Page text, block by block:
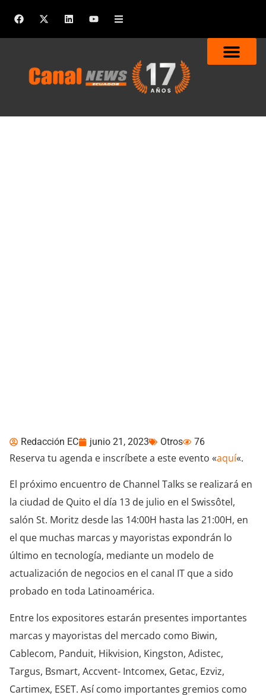
Redacción EC junio 21, 2023 Otros 76
Reserva tu agenda e inscríbete a este evento «aquí«.
El próximo encuentro de Channel Talks se realizará en
la ciudad de Quito el día 13 de julio en el Swissôtel,
salón St. Moritz desde las 14:00H hasta las 21:00H, en
el que muchas marcas y mayoristas expondrán lo
último en tecnología, mediante un modelo de
actualización de negocios en el canal IT que a sido
probado en toda Latinoamérica.
Entre los expositores estarán presentes importantes
marcas y mayoristas del mercado como Biwin,
Cablecom, Panduit, Hikvision, Kingston, Adistec,
Targus, Bsmart, Accvent- Intcomex, Getac, Ezviz,
Cartimex, ESET. Así como importantes gremios como